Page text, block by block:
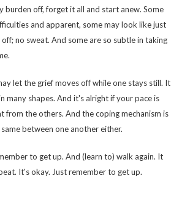
burden off, forget it all and start anew. Some
and apparent, some may look like just
off; no sweat. And some are so subtle in taking
let the grief moves off while one stays still. It
many shapes. And it's alright if your pace is
from the others. And the coping mechanism is
between one another either.
to get up. And (learn to) walk again. It
It's okay. Just remember to get up.